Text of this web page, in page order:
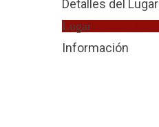
Detalles del Lugar
Lugar
Información